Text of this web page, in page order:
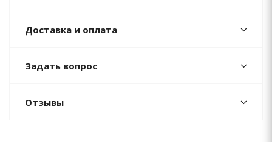
Доставка и оплата
Задать вопрос
Отзывы